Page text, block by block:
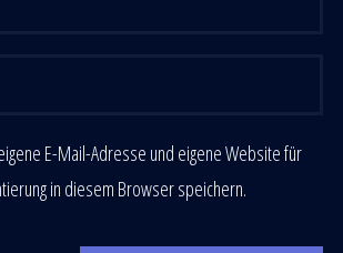
E-Mail-Adresse und eigene Website für
in diesem Browser speichern.